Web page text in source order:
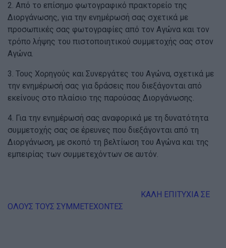
2. Από το επίσημο φωτογραφικό πρακτορείο της
Διοργάνωσης, για την ενημέρωσή σας σχετικά με
προσωπικές σας φωτογραφίες από τον Αγώνα και τον
τρόπο λήψης του πιστοποιητικού συμμετοχής σας στον
Αγώνα.
3. Τους Χορηγούς και Συνεργάτες του Αγώνα, σχετικά με
την ενημέρωσή σας για δράσεις που διεξάγονται από
εκείνους στο πλαίσιο της παρούσας Διοργάνωσης.
4. Για την ενημέρωσή σας αναφορικά με τη δυνατότητα
συμμετοχής σας σε έρευνες που διεξάγονται από τη
Διοργάνωση, με σκοπό τη βελτίωση του Αγώνα και της
εμπειρίας των συμμετεχόντων σε αυτόν.
ΚΑΛΗ ΕΠΙΤΥΧΙΑ ΣΕ
ΟΛΟΥΣ ΤΟΥΣ ΣΥΜΜΕΤΕΧΟΝΤΕΣ